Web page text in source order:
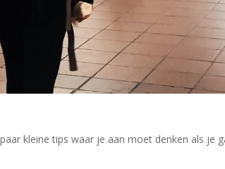
kleine tips waar je aan moet denken als je